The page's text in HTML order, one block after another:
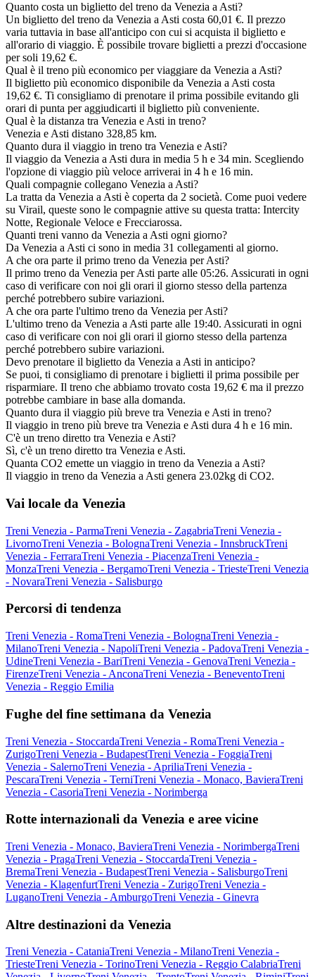
Quanto costa un biglietto del treno da Venezia a Asti?
Un biglietto del treno da Venezia a Asti costa 60,01 €. Il prezzo
varia tuttavia in base all'anticipo con cui si acquista il biglietto e
all'orario di viaggio. È possibile trovare biglietti a prezzi d'occasione
per soli 19,62 €.
Qual è il treno più economico per viaggiare da Venezia a Asti?
Il biglietto più economico disponibile da Venezia a Asti costa
19,62 €. Ti consigliamo di prenotare il prima possibile evitando gli
orari di punta per aggiudicarti il biglietto più conveniente.
Qual è la distanza tra Venezia e Asti in treno?
Venezia e Asti distano 328,85 km.
Quanto dura il viaggio in treno tra Venezia e Asti?
Il viaggio da Venezia a Asti dura in media 5 h e 34 min. Scegliendo
l'opzione di viaggio più veloce arriverai in 4 h e 16 min.
Quali compagnie collegano Venezia a Asti?
La tratta da Venezia a Asti è coperta da 2 società. Come puoi vedere
su Virail, queste sono le compagnie attive su questa tratta: Intercity
Notte, Regionale Veloce e Frecciarossa.
Quanti treni vanno da Venezia a Asti ogni giorno?
Da Venezia a Asti ci sono in media 31 collegamenti al giorno.
A che ora parte il primo treno da Venezia per Asti?
Il primo treno da Venezia per Asti parte alle 05:26. Assicurati in ogni
caso di verificare con noi gli orari il giorno stesso della partenza
perché potrebbero subire variazioni.
A che ora parte l'ultimo treno da Venezia per Asti?
L'ultimo treno da Venezia a Asti parte alle 19:40. Assicurati in ogni
caso di verificare con noi gli orari il giorno stesso della partenza
perché potrebbero subire variazioni.
Devo prenotare il biglietto da Venezia a Asti in anticipo?
Se puoi, ti consigliamo di prenotare i biglietti il prima possibile per
risparmiare. Il treno che abbiamo trovato costa 19,62 € ma il prezzo
potrebbe cambiare in base alla domanda.
Quanto dura il viaggio più breve tra Venezia e Asti in treno?
Il viaggio in treno più breve tra Venezia e Asti dura 4 h e 16 min.
C'è un treno diretto tra Venezia e Asti?
Sì, c'è un treno diretto tra Venezia e Asti.
Quanta CO2 emette un viaggio in treno da Venezia a Asti?
Il viaggio in treno da Venezia a Asti genera 23.02kg di CO2.
Vai locale da Venezia
Treni Venezia - ParmaTreni Venezia - ZagabriaTreni Venezia -
LivornoTreni Venezia - BolognaTreni Venezia - InnsbruckTreni
Venezia - FerraraTreni Venezia - PiacenzaTreni Venezia -
MonzaTreni Venezia - BergamoTreni Venezia - TriesteTreni Venezia
- NovaraTreni Venezia - Salisburgo
Percorsi di tendenza
Treni Venezia - RomaTreni Venezia - BolognaTreni Venezia -
MilanoTreni Venezia - NapoliTreni Venezia - PadovaTreni Venezia -
UdineTreni Venezia - BariTreni Venezia - GenovaTreni Venezia -
FirenzeTreni Venezia - AnconaTreni Venezia - BeneventoTreni
Venezia - Reggio Emilia
Fughe del fine settimana da Venezia
Treni Venezia - StoccardaTreni Venezia - RomaTreni Venezia -
ZurigoTreni Venezia - BudapestTreni Venezia - FoggiaTreni
Venezia - SalernoTreni Venezia - ApriliaTreni Venezia -
PescaraTreni Venezia - TerniTreni Venezia - Monaco, BavieraTreni
Venezia - CasoriaTreni Venezia - Norimberga
Rotte internazionali da Venezia e aree vicine
Treni Venezia - Monaco, BavieraTreni Venezia - NorimbergaTreni
Venezia - PragaTreni Venezia - StoccardaTreni Venezia -
BremaTreni Venezia - BudapestTreni Venezia - SalisburgoTreni
Venezia - KlagenfurtTreni Venezia - ZurigoTreni Venezia -
LuganoTreni Venezia - AmburgoTreni Venezia - Ginevra
Altre destinazioni da Venezia
Treni Venezia - CataniaTreni Venezia - MilanoTreni Venezia -
TriesteTreni Venezia - TorinoTreni Venezia - Reggio CalabriaTreni